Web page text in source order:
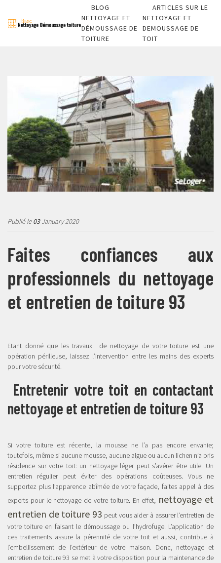
BLOG
NETTOYAGE ET
DÉMOUSSAGE DE
TOITURE
ARTICLES SUR LE
NETTOYAGE ET
DEMOUSSAGE DE
TOIT
Publié le03January 2020
Faites confiances aux
professionnels du nettoyage
et entretien de toiture 93
Etant donné que les travaux de nettoyage de votre toiture est une
opération périlleuse, laissez l’intervention entre les mains des experts
pour votre sécurité.
Entretenir votre toit en contactant
nettoyage et entretien de toiture 93
Si votre toiture est récente, la mousse ne l’a pas encore envahie;
toutefois, même si aucune mousse, aucune algue ou aucun lichen n’a pris
résidence sur votre toit: un nettoyage léger peut s’avérer être utile. Un
entretien régulier peut éviter des opérations coûteuses. Vous ne
supportez plus l’apparence abîmée de votre façade, faites appel à des
experts pour le nettoyage de votre toiture. En effet, nettoyage et
entretien de toiture 93 peut vous aider à assurer l’entretien de
votre toiture en faisant le démoussage ou l’hydrofuge. L’application de
ces traitements assure la pérennité de votre toit et aussi, contribue à
l’embellissement de l’extérieur de votre maison. Donc, nettoyage et
entretien de toiture 93 se met à votre disposition pour la maintenance de